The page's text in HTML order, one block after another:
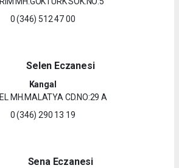
0 (346) 512 47 00
Selen Eczanesi
Kangal
MH.MALATYA CD.NO:29 A
0 (346) 290 13 19
Sena Eczanesi